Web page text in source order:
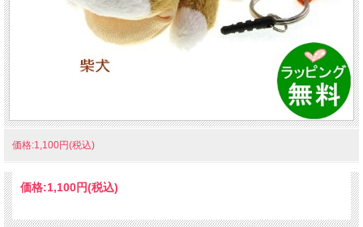
価格:1,100円(税込)
価格:1,100円(税込)